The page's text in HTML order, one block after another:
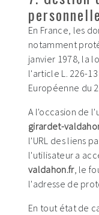
En France, les
notamment
janvier 1978, la
l'article L. 226-
Européenne du
A l'occasion de
girardet-
l'URL des liens
l'utilisateur a
valdahon.fr, le
l'adresse de
En tout état de